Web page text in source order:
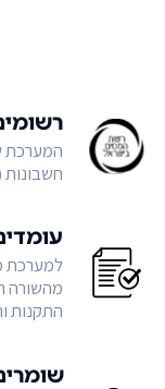
המערכת
חשבונות
למערכת
מהשורה
התקנות